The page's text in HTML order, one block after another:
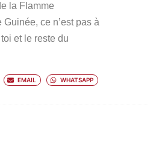
la Flamme
ce n’est pas à
et le reste du
EMAIL WHATSAPP